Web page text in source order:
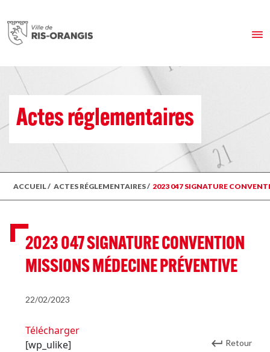
Actes réglementaires
ACCUEIL/ ACTES RÉGLEMENTAIRES/ 2023 047 SIGNATURE
2023 047 SIGNATURE CONVENTION
MISSIONS MÉDECINE PRÉVENTIVE
22/02/2023
Télécharger
[wp_ulike]
Retour